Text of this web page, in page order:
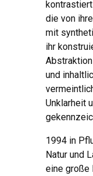
die von
mit
ihr
und
Unklarheit
1994 in
Natur und
eine große